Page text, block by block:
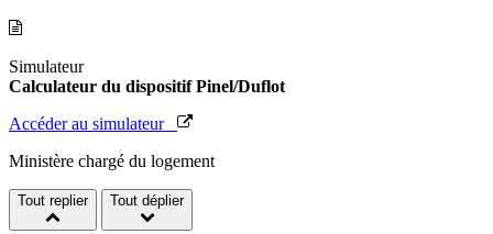
Simulateur
Calculateur du dispositif Pinel/Duflot
Accéder au simulateur
Ministère chargé du logement
Tout replier Tout déplier